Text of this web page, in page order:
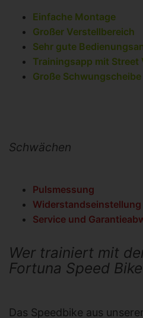
Einfache Montage
Großer Verstellbereich
Sehr gute
Trainingsapp mit Street
Große Schwungscheibe
Schwächen
Pulsmessung
Widerstandseinstellung
Service und
Wer trainiert mit
Fortuna Speed
Das Speedbike aus